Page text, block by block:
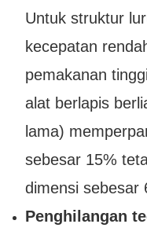
Untuk struktur
kecepatan
pemakanan
alat berlapis
lama)
sebesar 15%
dimensi sebesar
Penghilangan